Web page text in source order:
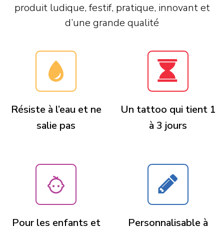
produit ludique, festif, pratique, innovant et
d’une grande qualité
Résiste à l’eau et ne
salie pas
Un tattoo qui tient 1
à 3 jours
Pour les enfants et
Personnalisable à